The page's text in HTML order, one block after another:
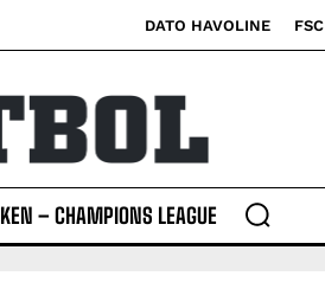
DATO HAVOLINE FSC
– CHAMPIONS LEAGUE